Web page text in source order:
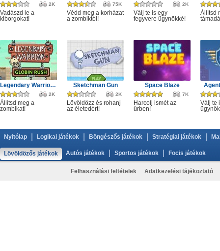
2K
Vadászd le a
kiborgokat!
75K
Védd meg a korházat
a zombiktól!
2K
Válj te is egy
fegyvere ügynökké!
Állítsd
Legendary Warrior GR
2K
Állítsd meg a
zombikat!
Sketchman Gun
2K
Lövöldözz és rohanj
az életedért!
Space Blaze
7K
Harcolj ismét az
űrben!
Válj te
Nyitólap Logikai játékok Böngészős játékok Stratégiai játékok
Lövöldözős játékok Autós játékok Sportos játékok Focis játékok
Felhasználási feltételek Adatkezelési tájékoztató